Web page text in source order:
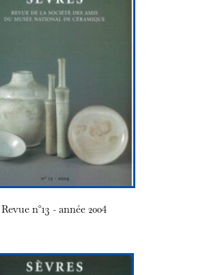
Revue n°13 - année 2004